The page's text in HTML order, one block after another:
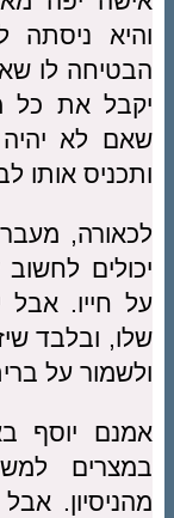
והיא ניסתה
הבטיחה לו
יקבל את כל
שאם לא יהיה
ותכניס אותו
לכאורה, מעבר
יכולים לחשוב
על חייו. אבל
שלו, ובלבד
ולשמור על
אמנם יוסף
במצרים
מהניסיון.